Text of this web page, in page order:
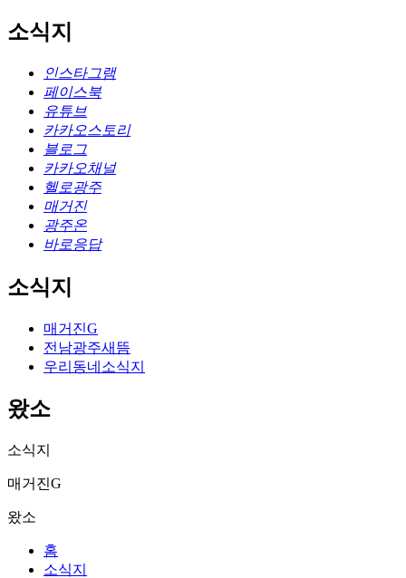
소식지
인스타그램
페이스북
유튜브
카카오스토리
블로그
카카오채널
헬로광주
매거진
광주온
바로응답
소식지
매거진G
전남광주새뜸
우리동네소식지
왔소
소식지
매거진G
왔소
홈
소식지